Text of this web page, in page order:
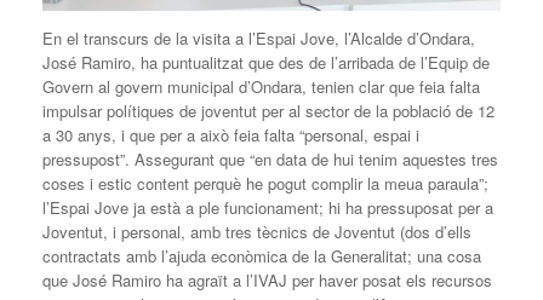
En el transcurs de la visita a l’Espai Jove, l’Alcalde d’Ondara,
José Ramiro, ha puntualitzat que des de l’arribada de l’Equip de
Govern al govern municipal d’Ondara, tenien clar que feia falta
impulsar polítiques de joventut per al sector de la població de 12
a 30 anys, i que per a això feia falta “personal, espai i
pressupost”. Assegurant que “en data de hui tenim aquestes tres
coses i estic content perquè he pogut complir la meua paraula”;
l’Espai Jove ja està a ple funcionament; hi ha pressuposat per a
Joventut, i personal, amb tres tècnics de Joventut (dos d’ells
contractats amb l’ajuda econòmica de la Generalitat; una cosa
que José Ramiro ha agraït a l’IVAJ per haver posat els recursos